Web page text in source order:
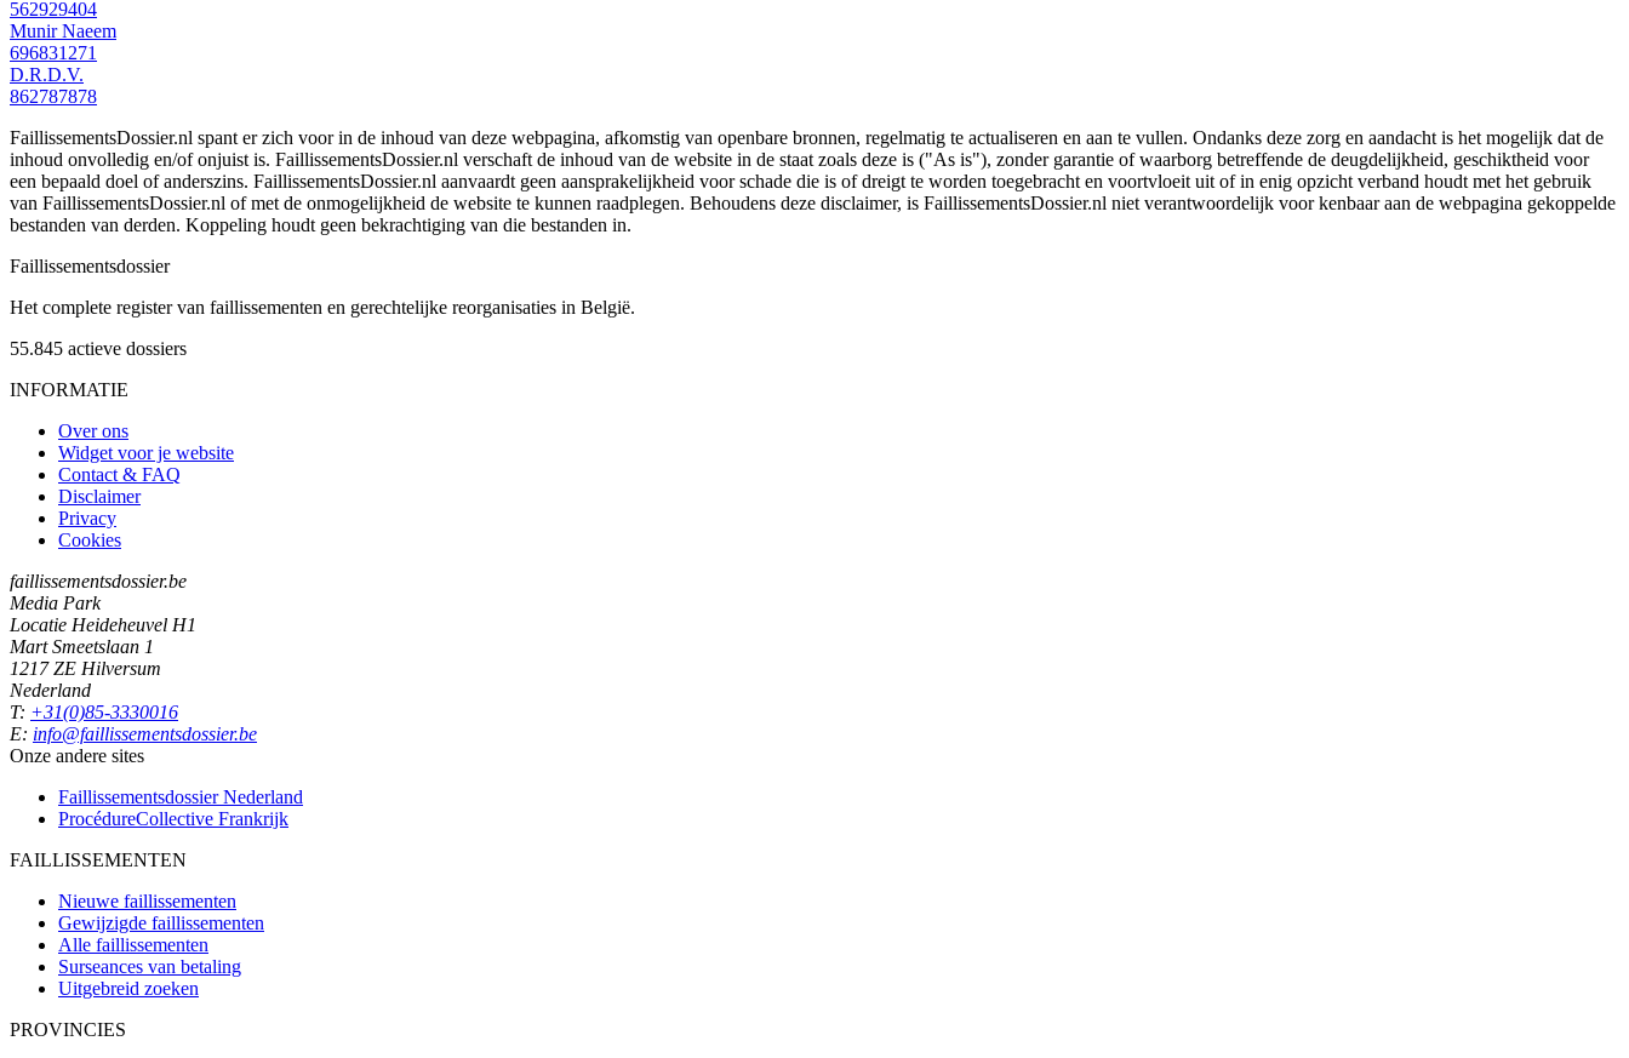
562929404
Munir Naeem
696831271
D.R.D.V.
862787878
FaillissementsDossier.nl spant er zich voor in de inhoud van deze webpagina, afkomstig van openbare bronnen, regelmatig te actualiseren en aan te vullen. Ondanks deze zorg en aandacht is het mogelijk dat de
inhoud onvolledig en/of onjuist is. FaillissementsDossier.nl verschaft de inhoud van de website in de staat zoals deze is ("As is"), zonder garantie of waarborg betreffende de deugdelijkheid, geschiktheid voor
een bepaald doel of anderszins. FaillissementsDossier.nl aanvaardt geen aansprakelijkheid voor schade die is of dreigt te worden toegebracht en voortvloeit uit of in enig opzicht verband houdt met het gebruik
van FaillissementsDossier.nl of met de onmogelijkheid de website te kunnen raadplegen. Behoudens deze disclaimer, is FaillissementsDossier.nl niet verantwoordelijk voor kenbaar aan de webpagina gekoppelde
bestanden van derden. Koppeling houdt geen bekrachtiging van die bestanden in.
Faillissementsdossier
Het complete register van faillissementen en gerechtelijke reorganisaties in België.
55.845 actieve dossiers
INFORMATIE
Over ons
Widget voor je website
Contact & FAQ
Disclaimer
Privacy
Cookies
faillissementsdossier.be
Media Park
Locatie Heideheuvel H1
Mart Smeetslaan 1
1217 ZE Hilversum
Nederland
T: +31(0)85-3330016
E: info@faillissementsdossier.be
Onze andere sites
Faillissementsdossier Nederland
ProcédureCollective Frankrijk
FAILLISSEMENTEN
Nieuwe faillissementen
Gewijzigde faillissementen
Alle faillissementen
Surseances van betaling
Uitgebreid zoeken
PROVINCIES